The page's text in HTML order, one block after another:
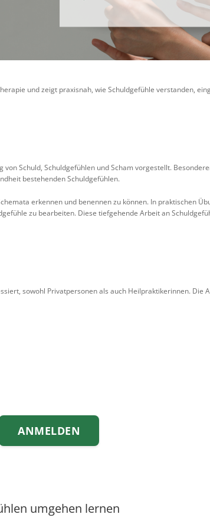
und zeigt praxisnah, wie Schuldgefühle verstanden,
Schuld, Schuldgefühlen und Scham vorgestellt.
bestehenden Schuldgefühlen.
erkennen und benennen zu können. In praktischen
zu bearbeiten. Diese tiefgehende Arbeit an
sowohl Privatpersonen als auch Heilpraktikerinnen. Die
ANMELDEN
umgehen lernen